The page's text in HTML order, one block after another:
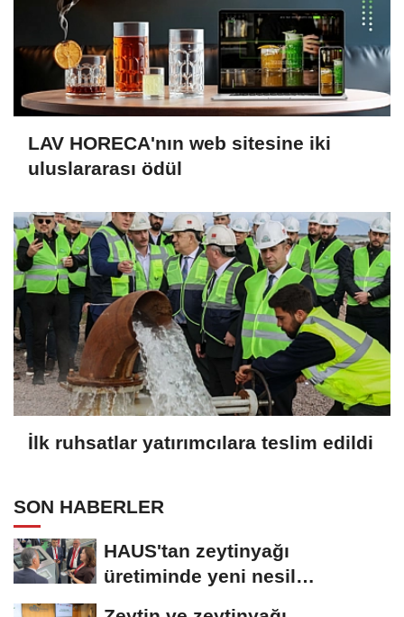
LAV HORECA'nın web sitesine iki
uluslararası ödül
İlk ruhsatlar yatırımcılara teslim edildi
SON HABERLER
HAUS'tan zeytinyağı
üretiminde yeni nesil